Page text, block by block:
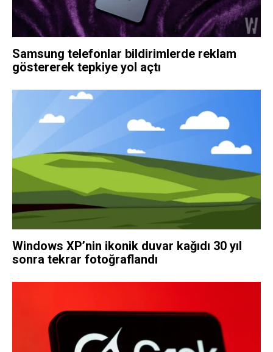
Samsung telefonlar bildirimlerde reklam
göstererek tepkiye yol açtı
Windows XP’nin ikonik duvar kağıdı 30 yıl
sonra tekrar fotoğraflandı